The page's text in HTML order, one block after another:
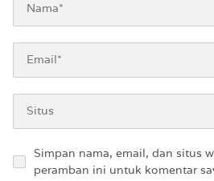
Simpan nama, email, dan situs
peramban ini untuk komentar